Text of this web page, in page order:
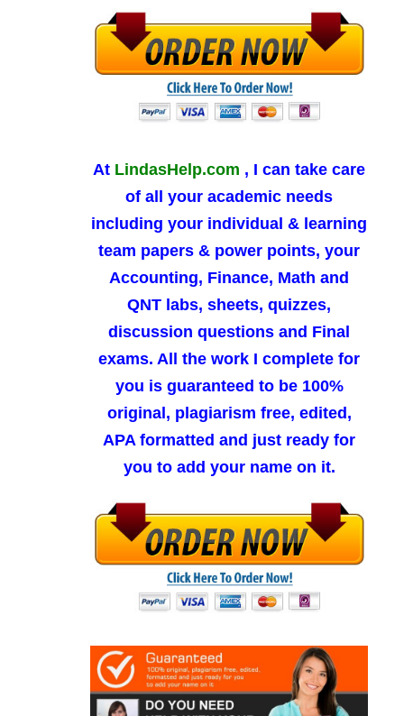
At LindasHelp.com , I can take care
of all your academic needs
including your individual & learning
team papers & power points, your
Accounting, Finance, Math and
QNT labs, sheets, quizzes,
discussion questions and Final
exams. All the work I complete for
you is guaranteed to be 100%
original, plagiarism free, edited,
APA formatted and just ready for
you to add your name on it.